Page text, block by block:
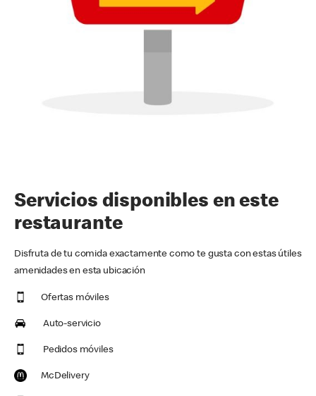
Servicios disponibles en este
restaurante
Disfruta de tu comida exactamente como te gusta con estas útiles
amenidades en esta ubicación
Ofertas móviles
Auto-servicio
Pedidos móviles
McDelivery